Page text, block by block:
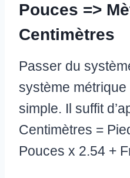
Pouces =>
Centimètres
Passer du
système
simple. Il suffit
Centimètres =
Pouces x 2.54 +